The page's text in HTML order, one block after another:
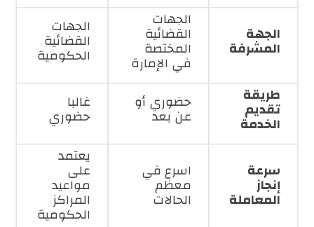
الجهة
المشرفة
الجهات
القضائية
المختصة
في الإمارة
الجهات
القضائية
الحكومية
طريقة
تقديم
الخدمة
حضوري أو
عن بعد
غالبا
حضوري
سرعة
إنجاز
المعاملة
اسرع في
معظم
الحالات
يعتمد
على
مواعيد
المراكز
الحكومية